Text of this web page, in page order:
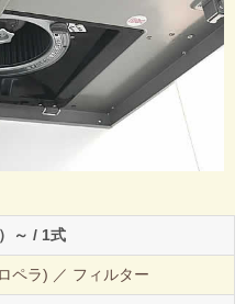
～ / 1式
ペラ) ／ フィルター